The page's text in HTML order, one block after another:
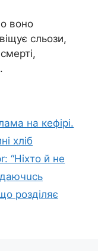
воно
сльози,
на кефірі.
хліб
“Ніхто й не
розділяє